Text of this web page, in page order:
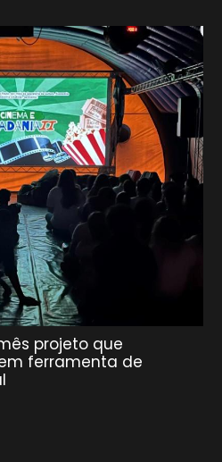
projeto que
ferramenta de